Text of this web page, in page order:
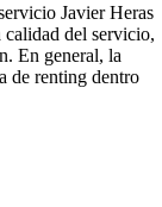
Javier Heras
calidad del servicio,
En general, la
de renting dentro